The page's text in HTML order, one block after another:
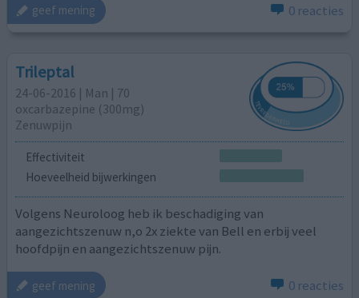
geef mening 0 reacties
Trileptal
24-06-2016 | Man | 70
oxcarbazepine (300mg)
Zenuwpijn
Effectiviteit
Hoeveelheid bijwerkingen
Volgens Neuroloog heb ik beschadiging van
aangezichtszenuw n,o 2x ziekte van Bell en erbij veel
hoofdpijn en aangezichtszenuw pijn.
geef mening 0 reacties